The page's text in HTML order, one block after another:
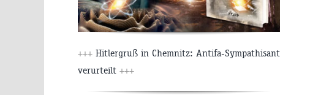
+++ Hitlergruß in Chemnitz: Antifa-Sympathisant
verurteilt +++